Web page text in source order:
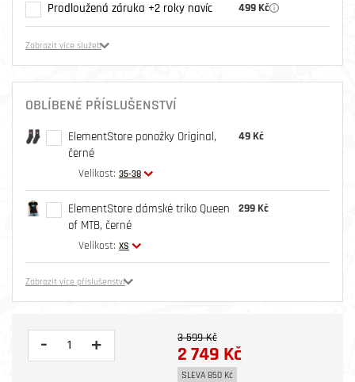
Prodloužená záruka +2 roky navíc 499 Kč
Zobrazit více služeb
OBLÍBENÉ PŘÍSLUŠENSTVÍ
ElementStore ponožky Original,
černé
Velikost: 35-38
49 Kč
ElementStore dámské triko Queen
of MTB, černé
Velikost: XS
299 Kč
Zobrazit více příslušenství
- + 3 599 Kč
2 749 Kč
SLEVA 850 Kč